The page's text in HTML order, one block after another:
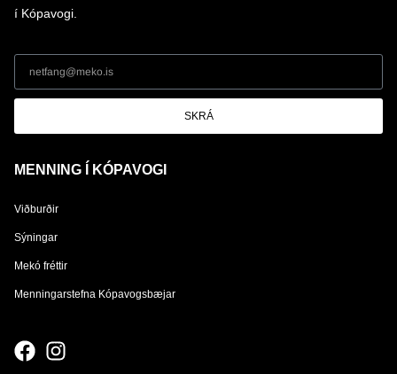
í Kópavogi.
SKRÁ
MENNING Í KÓPAVOGI
Viðburðir
Sýningar
Mekó fréttir
Menningarstefna Kópavogsbæjar